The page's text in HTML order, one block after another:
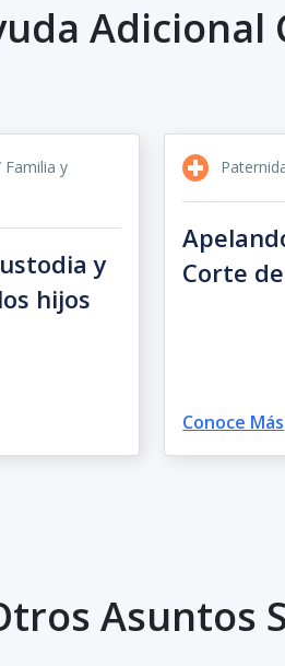
Adicional
y
y
hijos
Corte
Conoce Más
Asuntos